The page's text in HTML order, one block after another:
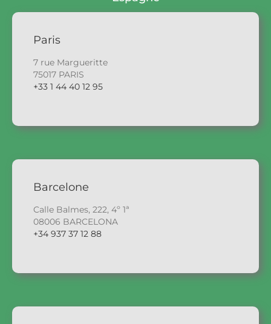
Paris
7 rue Margueritte
75017 PARIS
+33 1 44 40 12 95
Barcelone
Calle Balmes, 222, 4º 1ª
08006 BARCELONA
+34 937 37 12 88